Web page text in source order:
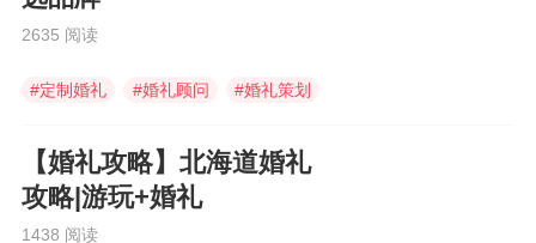
2635 阅读
#定制婚礼 #婚礼顾问 #婚礼策划
【婚礼攻略】北海道婚礼
攻略|游玩+婚礼
1438 阅读